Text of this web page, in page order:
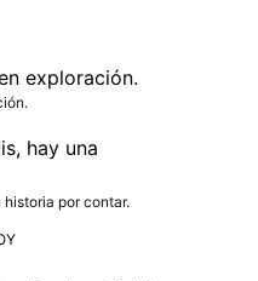
por contar.